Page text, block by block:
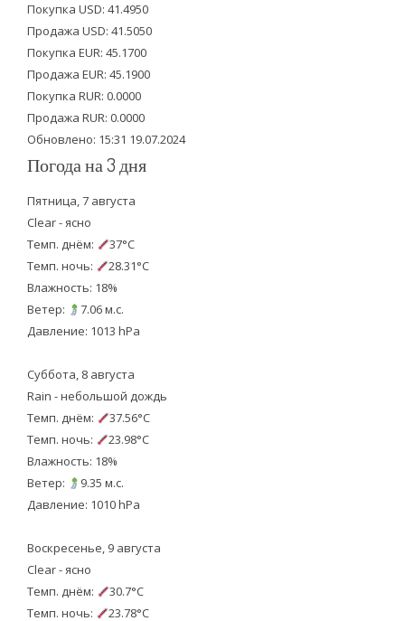
t
e
r
b
o
o
k
u
b
e
Покупка USD: 41.4950
Продажа USD: 41.5050
Покупка EUR: 45.1700
Продажа EUR: 45.1900
Покупка RUR: 0.0000
Продажа RUR: 0.0000
Обновлено: 15:31 19.07.2024
Погода на 3 дня
Пятница, 7 августа
Clear - ясно
Темп. днём:
37°C
Темп. ночь:
28.31°C
Влажность: 18%
Ветер:
7.06 м.с.
Давление: 1013 hPa
Суббота, 8 августа
Rain - небольшой дождь
Темп. днём:
37.56°C
Темп. ночь:
23.98°C
Влажность: 18%
Ветер:
9.35 м.с.
Давление: 1010 hPa
Воскресенье, 9 августа
Clear - ясно
Темп. днём:
30.7°C
Темп. ночь:
23.78°C